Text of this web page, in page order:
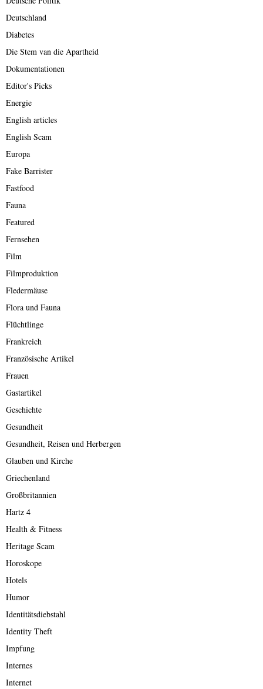
Deutschland
Diabetes
Die Stem van die Apartheid
Dokumentationen
Editor's Picks
Energie
English articles
English Scam
Europa
Fake Barrister
Fastfood
Fauna
Featured
Fernsehen
Film
Filmproduktion
Fledermäuse
Flora und Fauna
Flüchtlinge
Frankreich
Französische Artikel
Frauen
Gastartikel
Geschichte
Gesundheit
Gesundheit, Reisen und Herbergen
Glauben und Kirche
Griechenland
Großbritannien
Hartz 4
Health & Fitness
Heritage Scam
Horoskope
Hotels
Humor
Identitätsdiebstahl
Identity Theft
Impfung
Internes
Internet